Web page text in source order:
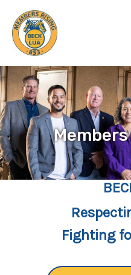
content
Fighting